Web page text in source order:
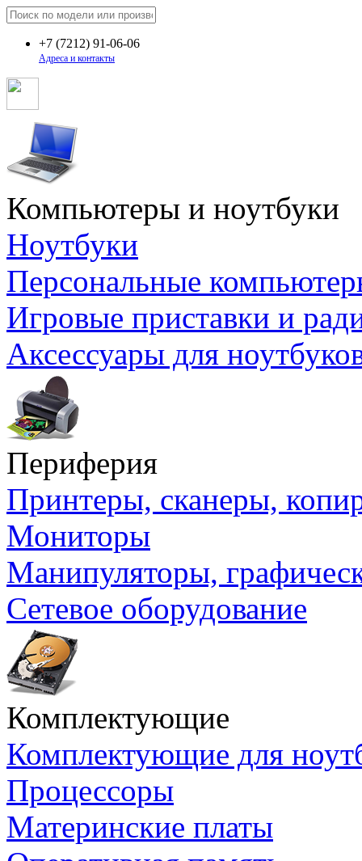
+7 (7212) 91-06-06
Адреса и контакты
Компьютеры и ноутбуки
Ноутбуки
Персональные
Игровые приставки и
Аксессуары для
Периферия
Принтеры, сканеры,
Мониторы
Манипуляторы,
Сетевое оборудование
Комплектующие
Комплектующие для
Процессоры
Материнские платы